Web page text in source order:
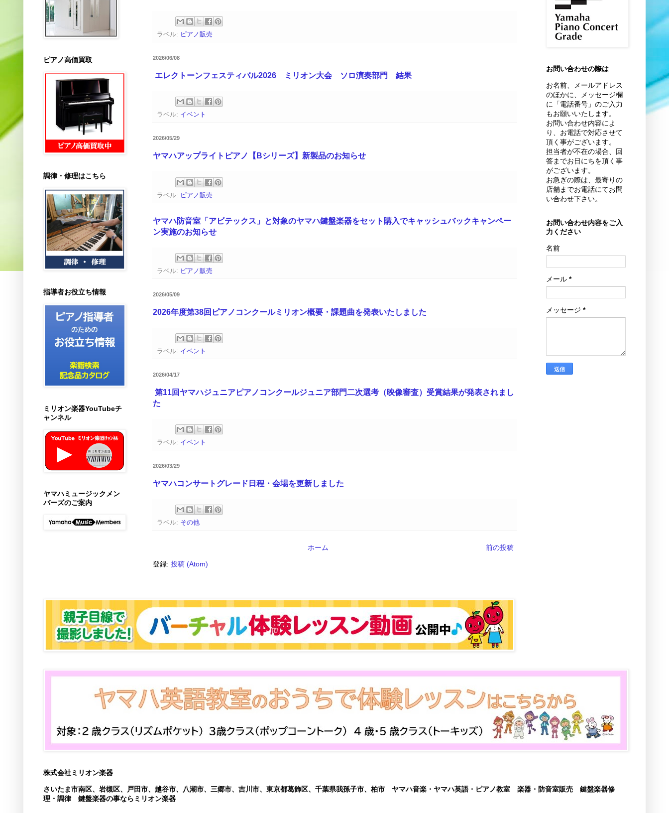
ラベル: ピアノ販売
2026/06/08
エレクトーンフェスティバル2026 ミリオン大会 ソロ演奏部門 結果
ラベル: イベント
2026/05/29
ヤマハアップライトピアノ【Bシリーズ】新製品のお知らせ
ラベル: ピアノ販売
ヤマハ防音室「アビテックス」と対象のヤマハ鍵盤楽器をセット購入でキャッシュバックキャンペー
ン実施のお知らせ
ラベル: ピアノ販売
2026/05/09
2026年度第38回ピアノコンクールミリオン概要・課題曲を発表いたしました
ラベル: イベント
2026/04/17
第11回ヤマハジュニアピアノコンクールジュニア部門二次選考（映像審査）受賞結果が発表されまし
た
ラベル: イベント
2026/03/29
ヤマハコンサートグレード日程・会場を更新しました
ラベル: その他
前の投稿
ホーム
登録: 投稿 (Atom)
ピアノ高価買取
調律・修理はこちら
指導者お役立ち情報
ミリオン楽器YouTubeチ
ャンネル
ヤマハミュージックメン
バーズのご案内
お問い合わせの際は
お名前、
メールアドレス
のほかに、
メッセージ欄
に「電話番号」のご入力
もお願いいたします。
お問い合わせ内容によ
り、お電話で対応させて
頂く事がございます。
担当者が不在の場合、回
答までお日にちを頂く事
がございます。
お急ぎの際は、最寄りの
店舗までお電話にてお問
い合わせ下さい。
お問い合わせ内容をご入
力ください
名前
メール *
メッセージ *
株式会社ミリオン楽器
さいたま市南区、岩槻区、戸田市、越谷市、八潮市、三郷市、吉川市、東京都葛飾区、千葉県我孫子市、柏市 ヤマハ音楽・ヤマハ英語・ピアノ教室 楽器・防音室販売 鍵盤楽器修
理・調律 鍵盤楽器の事ならミリオン楽器